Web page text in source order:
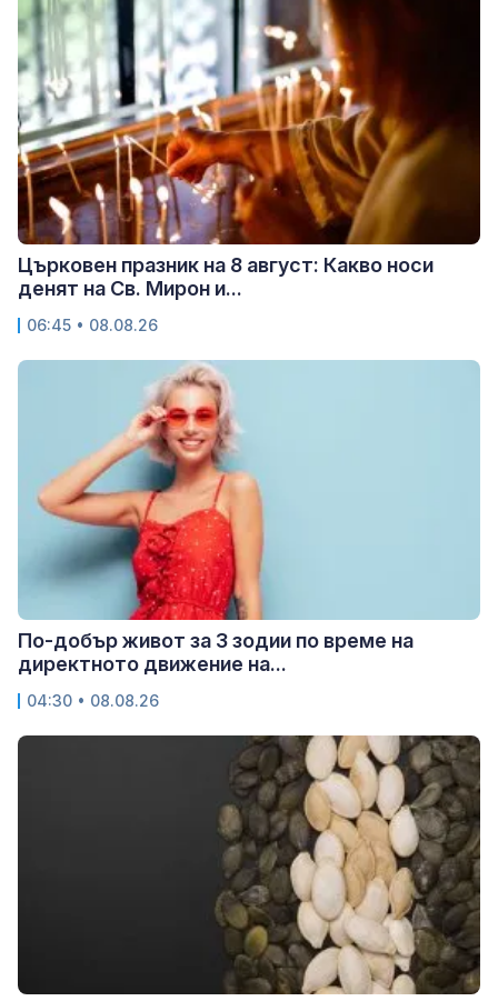
Църковен празник на 8 август: Какво носи
денят на Св. Мирон и...
06:45 • 08.08.26
По-добър живот за 3 зодии по време на
директното движение на...
04:30 • 08.08.26